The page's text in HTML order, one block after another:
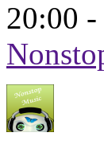
20:00